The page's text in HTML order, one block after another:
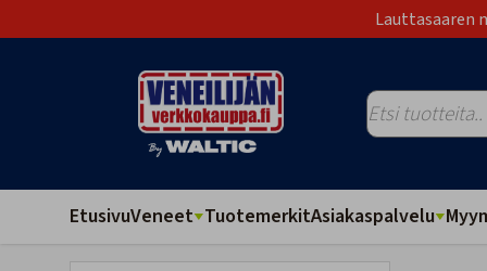
Lauttasaaren
EtusivuVeneet TuotemerkitAsiakaspalvelu